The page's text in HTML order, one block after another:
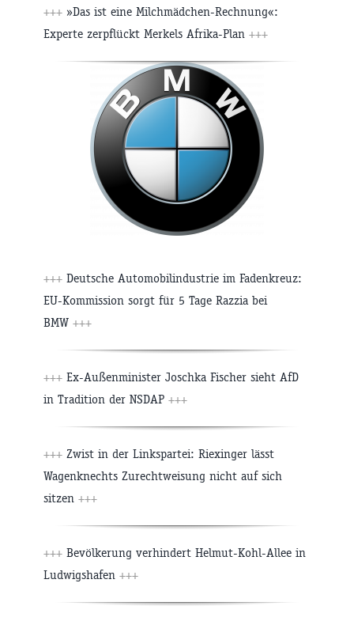
+++ »Das ist eine Milchmädchen-Rechnung«:
Experte zerpflückt Merkels Afrika-Plan +++
+++ Deutsche Automobilindustrie im Fadenkreuz:
EU-Kommission sorgt für 5 Tage Razzia bei
BMW +++
+++ Ex-Außenminister Joschka Fischer sieht AfD
in Tradition der NSDAP +++
+++ Zwist in der Linkspartei: Riexinger lässt
Wagenknechts Zurechtweisung nicht auf sich
sitzen +++
+++ Bevölkerung verhindert Helmut-Kohl-Allee in
Ludwigshafen +++